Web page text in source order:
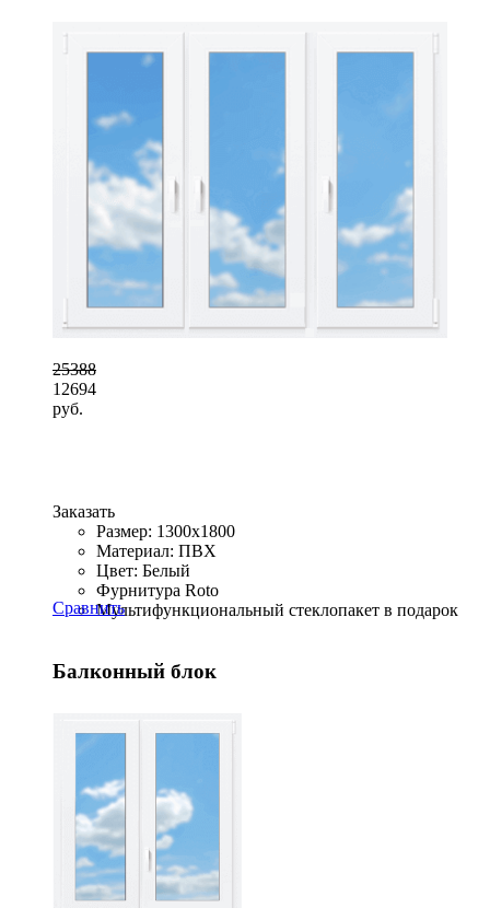
25388
12694
руб.
Заказать
Размер: 1300x1800
Материал: ПВХ
Цвет: Белый
Фурнитура Roto
Мультифункциональный стеклопакет в подарок
Сравнить
Балконный блок